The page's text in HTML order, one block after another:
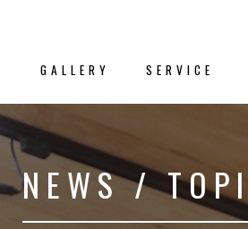
GALLERY SERVICE
NEWS /